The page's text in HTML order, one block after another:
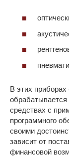
В этих
средствах с
программного
своими
зависит от
финансовой